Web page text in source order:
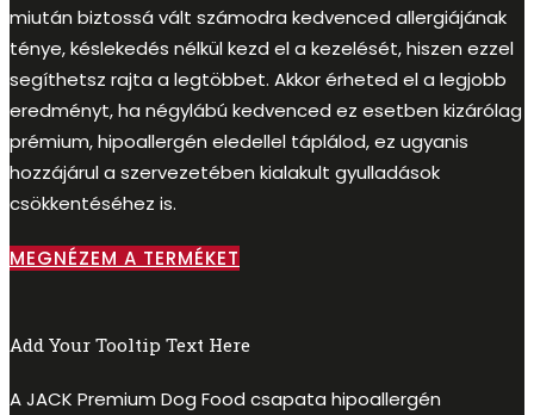
miután biztossá vált számodra kedvenced allergiájának
ténye, késlekedés nélkül kezd el a kezelését, hiszen ezzel
segíthetsz rajta a legtöbbet. Akkor érheted el a legjobb
eredményt, ha négylábú kedvenced ez esetben kizárólag
prémium, hipoallergén eledellel táplálod, ez ugyanis
hozzájárul a szervezetében kialakult gyulladások
csökkentéséhez is.
MEGNÉZEM A TERMÉKET
Add Your Tooltip Text Here
A JACK Premium Dog Food csapata hipoallergén